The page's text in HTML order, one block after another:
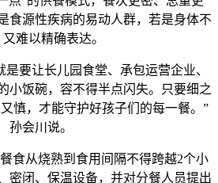
食源性疾病的易动人群，若是身体不
难以精确表达。
要让长儿园食堂、承包运营企业、
饭碗，容不得半点闪失。只要细之
慎，才能守护好孩子们的每一餐。”
孙会川说。
从烧熟到食用间隔不得跨越2个小
密闭、保温设备，并对分餐人员提出